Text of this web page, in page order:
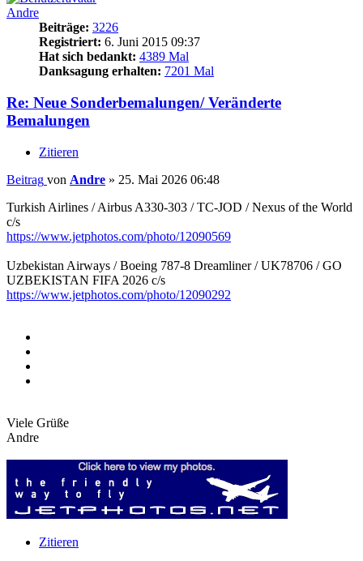
Andre
Beiträge: 3226
Registriert: 6. Juni 2015 09:37
Hat sich bedankt: 4389 Mal
Danksagung erhalten: 7201 Mal
Re: Neue Sonderbemalungen/ Veränderte
Bemalungen
Zitieren
Beitrag von Andre » 25. Mai 2026 06:48
Turkish Airlines / Airbus A330-303 / TC-JOD / Nexus of the World
c/s
https://www.jetphotos.com/photo/12090569
Uzbekistan Airways / Boeing 787-8 Dreamliner / UK78706 / GO
UZBEKISTAN FIFA 2026 c/s
https://www.jetphotos.com/photo/12090292
Viele Grüße
Andre
Zitieren